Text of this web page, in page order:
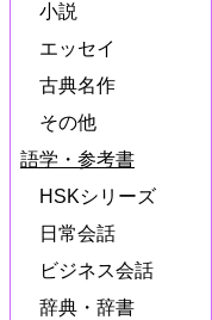
小説
エッセイ
古典名作
その他
語学・参考書
HSKシリーズ
日常会話
ビジネス会話
辞典・辞書